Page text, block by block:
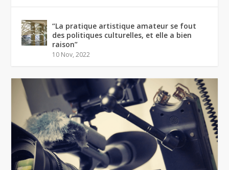
“La pratique artistique amateur se fout
des politiques culturelles, et elle a bien
raison”
10 Nov, 2022